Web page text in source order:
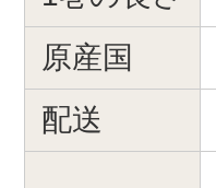
原産国
配送